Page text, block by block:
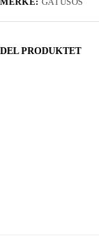
DEL PRODUKTET